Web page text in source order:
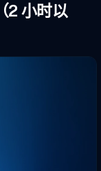
2 小时以